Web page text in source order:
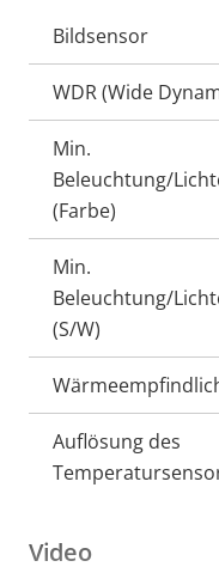
Bildsensor
WDR (Wide
Min.
Beleuchtung/
(Farbe)
Min.
Beleuchtung/
(S/W)
Auflösung des
Video